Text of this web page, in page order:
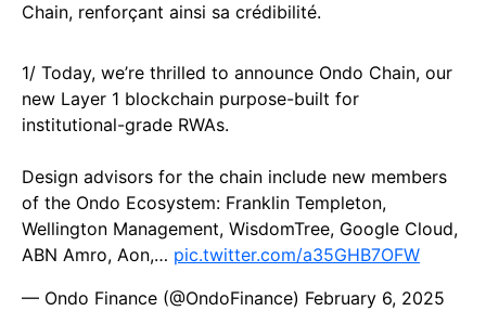
Chain, renforçant ainsi sa crédibilité.
1/ Today, we’re thrilled to announce Ondo Chain, our
new Layer 1 blockchain purpose-built for
institutional-grade RWAs.
Design advisors for the chain include new members
of the Ondo Ecosystem: Franklin Templeton,
Wellington Management, WisdomTree, Google Cloud,
ABN Amro, Aon,… pic.twitter.com/a35GHB7OFW
— Ondo Finance (@OndoFinance) February 6, 2025